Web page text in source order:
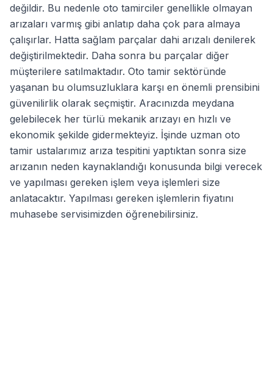
değildir. Bu nedenle oto tamirciler genellikle olmayan
arızaları varmış gibi anlatıp daha çok para almaya
çalışırlar. Hatta sağlam parçalar dahi arızalı denilerek
değiştirilmektedir. Daha sonra bu parçalar diğer
müşterilere satılmaktadır. Oto tamir sektöründe
yaşanan bu olumsuzluklara karşı en önemli prensibini
güvenilirlik olarak seçmiştir. Aracınızda meydana
gelebilecek her türlü mekanik arızayı en hızlı ve
ekonomik şekilde gidermekteyiz. İşinde uzman oto
tamir ustalarımız arıza tespitini yaptıktan sonra size
arızanın neden kaynaklandığı konusunda bilgi verecek
ve yapılması gereken işlem veya işlemleri size
anlatacaktır. Yapılması gereken işlemlerin fiyatını
muhasebe servisimizden öğrenebilirsiniz.